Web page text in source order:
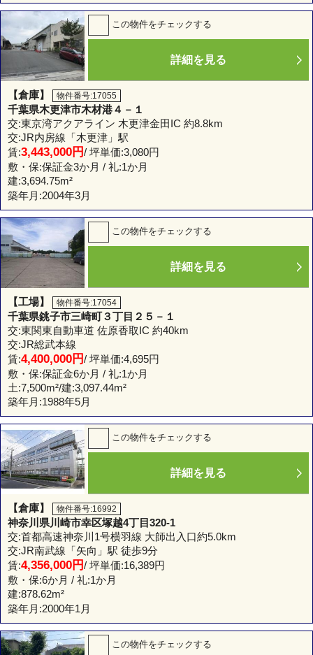
この物件をチェックする
詳細を見る
【倉庫】 物件番号:17055
千葉県木更津市木材港４－１
交:東京湾アクアライン 木更津金田IC 約8.8km
交:JR内房線「木更津」駅
賃:3,443,000円/ 坪単価:3,080円
敷・保:保証金3か月 / 礼:1か月
建:3,694.75m²
築年月:2004年3月
この物件をチェックする
詳細を見る
【工場】 物件番号:17054
千葉県銚子市三崎町３丁目２５－１
交:東関東自動車道 佐原香取IC 約40km
交:JR総武本線
賃:4,400,000円/ 坪単価:4,695円
敷・保:保証金6か月 / 礼:1か月
土:7,500m²/建:3,097.44m²
築年月:1988年5月
この物件をチェックする
詳細を見る
【倉庫】 物件番号:16992
神奈川県川崎市幸区塚越4丁目320-1
交:首都高速神奈川1号横羽線 大師出入口約5.0km
交:JR南武線「矢向」駅 徒歩9分
賃:4,356,000円/ 坪単価:16,389円
敷・保:6か月 / 礼:1か月
建:878.62m²
築年月:2000年1月
この物件をチェックする